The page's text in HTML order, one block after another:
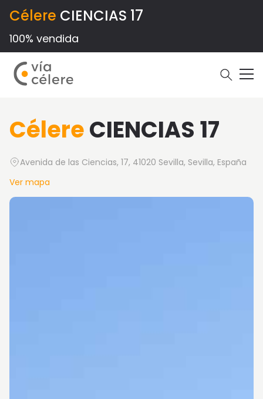
Célere CIENCIAS 17
100% vendida
CélereCIENCIAS 17
Avenida de las Ciencias, 17, 41020 Sevilla, Sevilla, España
Ver mapa